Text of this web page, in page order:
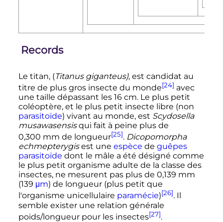
Records
Le titan, (Titanus giganteus), est candidat au
titre de plus gros insecte du monde[24] avec
une taille dépassant les 16 cm. Le plus petit
coléoptère, et le plus petit insecte libre (non
parasitoïde) vivant au monde, est Scydosella
musawasensisqui fait à peine plus de
0,300 mm de longueur[25]. Dicopomorpha
echmepterygisest une espèce de guêpes
parasitoïde dont le mâle a été désigné comme
le plus petit organisme adulte de la classe des
insectes, ne mesurent pas plus de 0,139 mm
(139 μm) de longueur (plus petit que
l'organisme unicellulaire paramécie)[26]. Il
semble exister une relation générale
poids/longueur pour les insectes[27].